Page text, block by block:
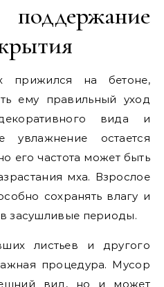
прижился на бетоне,
ему правильный уход
вида и
увлажнение остается
его частота может быть
мха. Взрослое
сохранять влагу и
в засушливые периоды.
листьев и другого
процедура. Мусор
вид, но и может